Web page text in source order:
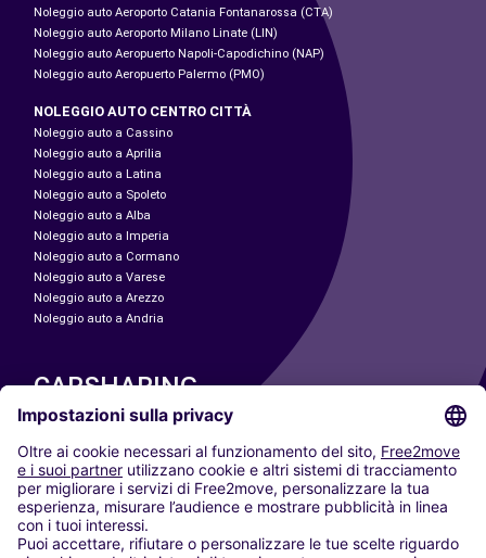
Noleggio auto Aeroporto Catania Fontanarossa (CTA)
Noleggio auto Aeroporto Milano Linate (LIN)
Noleggio auto Aeropuerto Napoli-Capodichino (NAP)
Noleggio auto Aeropuerto Palermo (PMO)
NOLEGGIO AUTO CENTRO CITTÀ
Noleggio auto a Cassino
Noleggio auto a Aprilia
Noleggio auto a Latina
Noleggio auto a Spoleto
Noleggio auto a Alba
Noleggio auto a Imperia
Noleggio auto a Cormano
Noleggio auto a Varese
Noleggio auto a Arezzo
Noleggio auto a Andria
CARSHARING
LE NOSTRE CITTÀ
Paris
Madrid
Washington DC
Milano
Roma
Torino